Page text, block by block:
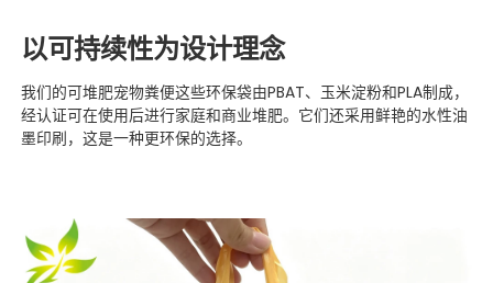
以可持续性为设计理念
我们的可堆肥宠物粪便这些环保袋由PBAT、玉米淀粉和PLA制成，
经认证可在使用后进行家庭和商业堆肥。它们还采用鲜艳的水性油
墨印刷，这是一种更环保的选择。